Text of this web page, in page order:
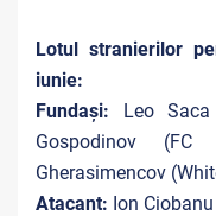
Lotul stranierilor
iunie:
Fundași: Leo
Gospodinov (FC
Gherasimencov
Atacant: Ion